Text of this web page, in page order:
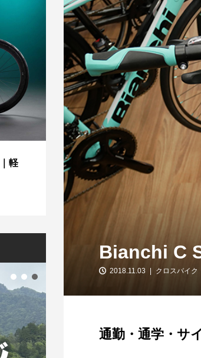
ンク ...
人気モデルに新色登
力的なカラーライン...
Wilier GTR Team Disc
し...
XC300 2...
ラムProject ...
Bianchi C
2018.11.03 クロスバイク
通勤・通学・サ
軽
COLNAGO「TOUR DE
CHAMPI...
2026.08.07